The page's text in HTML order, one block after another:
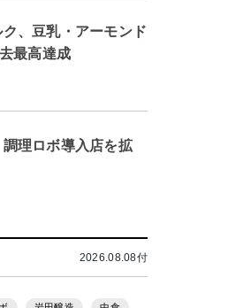
ク、豆乳・アーモンド
最高達成
調理ロボ導入店を拡
2026.08.08付